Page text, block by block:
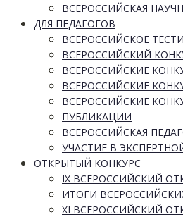
ВСЕРОССИЙСКАЯ
ДЛЯ ПЕДАГОГОВ
ВСЕРОССИЙСКОЕ
ВСЕРОССИЙСКИЙ
ВСЕРОССИЙСКИЕ
ВСЕРОССИЙСКИЕ
ВСЕРОССИЙСКИЕ
ПУБЛИКАЦИИ
ВСЕРОССИЙСКАЯ
УЧАСТИЕ В
ОТКРЫТЫЙ КОНКУРС
IX ВСЕРОССИЙСКИЙ
ИТОГИ
XI ВСЕРОССИЙСКИЙ